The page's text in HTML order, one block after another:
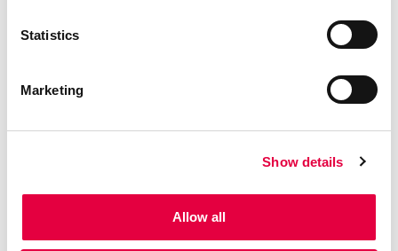
Statistics
Marketing
Show details
Allow all